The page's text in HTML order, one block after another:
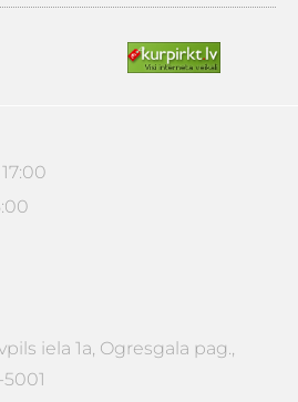
iela 1a, Ogresgala pag.,